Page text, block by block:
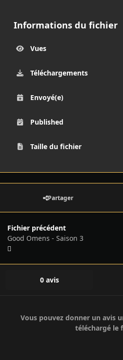
Informations du fichier
Vues
Téléchargements
Envoyé(e)
Published
Taille du fichier
Partager
Fichier précédent
Good Omens - Saison 3
0 avis
Vous pouvez donner un avis
téléchargé le